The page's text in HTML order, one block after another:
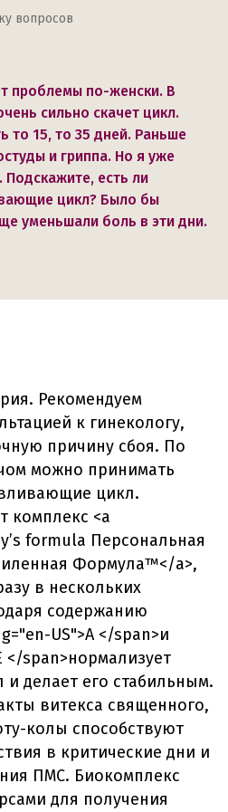
вопросов
проблемы по-женски. В
сильно скачет цикл.
то 15, то 35 дней. Раньше
и гриппа. Но я уже
есть ли
цикл? Было бы
уменьшали боль в эти дни.
Рекомендуем
к гинекологу,
причину сбоя. По
можно принимать
цикл.
комплекс <a
formula Персональная
Формула™</a>,
в нескольких
содержанию
US">A </span>и
</span>нормализует
делает его стабильным.
витекса священного,
колы способствуют
в критические дни и
ПМС. Биокомплекс
для получения